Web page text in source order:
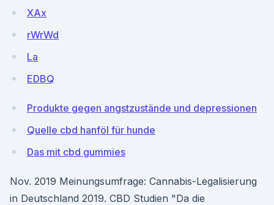
XAx
rWrWd
La
EDBQ
Produkte gegen angstzustände und depressionen
Quelle cbd hanföl für hunde
Das mit cbd gummies
Nov. 2019 Meinungsumfrage: Cannabis-Legalisierung
in Deutschland 2019. CBD Studien "Da die